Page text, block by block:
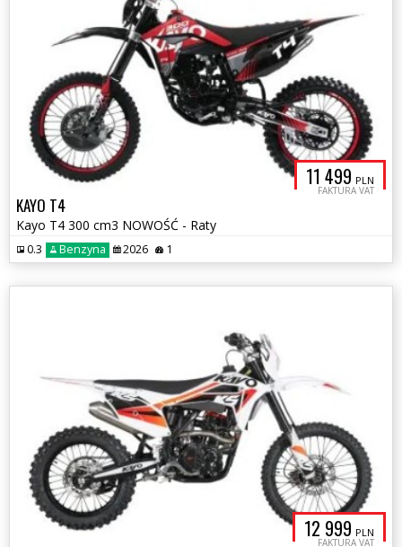
11 499 PLN
FAKTURA VAT
KAYO T4
Kayo T4 300 cm3 NOWOŚĆ - Raty
0.3 Benzyna 2026 1
12 999 PLN
FAKTURA VAT